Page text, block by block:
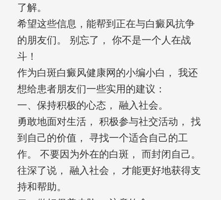
了解。
希望这些信息，能帮到正在与白癜风抗争
的朋友们。 别忘了， 你不是一个人在战
斗！
作为白斑白癜风健康网的小编小白， 我还
想给患者朋友们一些实用的建议：
一、保持积极的心态， 融入社会。
勇敢地面对生活， 积极参与社交活动， 找
到自己的价值， 寻找一个适合自己的工
作。 不要因为外在的白斑， 而封闭自己。
往深了说， 融入社会， 才能更好地获得支
持和帮助。